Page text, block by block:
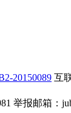
20150089 互
举报邮箱：